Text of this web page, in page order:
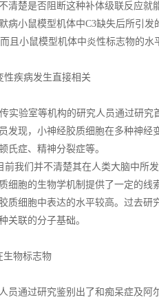
清楚是否阻断这种补体级联反应就
病小鼠模型机体中C3缺失后所引发
且小鼠模型机体中炎性标志物的水
性疾病发生直接相关
实验室等机构的研究人员通过研究
现，小神经胶质细胞在多种神经
氏症、精神分裂症等。
前我们并不清楚其在人类大脑中所
细胞的生物学机制提供了一定的线
质细胞中表达的水平较高。过去研
关联的分子基础。
生物标志物
通过研究鉴别出了和痴呆症及阿